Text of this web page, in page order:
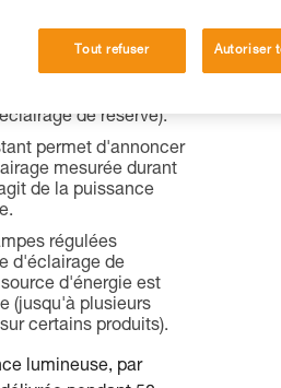
est constante
prédéterminée.
à l'autonomie
de réserve).
permet d'annoncer
mesurée durant
de la puissance
régulées
d'éclairage de
d'énergie est
(jusqu'à plusieurs
certains produits).
lumineuse, par
Tout refuser Autoriser